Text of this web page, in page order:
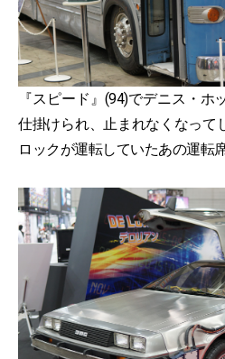
『スピード』(94)でデニス・
仕掛けられ、止まれなくなって
ロックが運転していたあの運転